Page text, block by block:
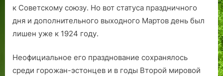
к Советскому союзу. Но вот статуса праздничного
дня и дополнительного выходного Мартов день был
лишен уже к 1924 году.
Неофициальное его празднование сохранялось
среди горожан-эстонцев и в годы Второй мировой